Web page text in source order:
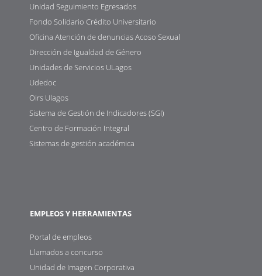
Unidad Seguimiento Egresados
Fondo Solidario Crédito Universitario
Oficina Atención de denuncias Acoso Sexual
Dirección de Igualdad de Género
Unidades de Servicios ULagos
Udedoc
Oirs Ulagos
Sistema de Gestión de Indicadores (SGI)
Centro de Formación Integral
Sistemas de gestión académica
EMPLEOS Y HERRAMIENTAS
Portal de empleos
Llamados a concurso
Unidad de Imagen Corporativa